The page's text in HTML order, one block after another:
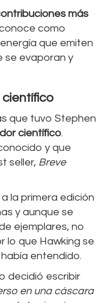
más
como
que emiten
se evaporan y
científico
que tuvo Stephen
científico.
y que
seller, Breve
la primera edición
y aunque se
ejemplares, no
lo que Hawking se
entendido.
decidió escribir
en una cáscara